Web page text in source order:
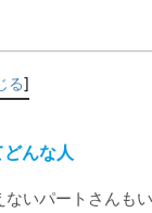
る]
んな人
いパートさんも